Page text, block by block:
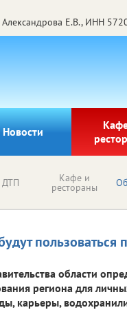
Е.В., ИНН
Новости
ДТП Кафе и
рестораны
пользоваться
области
региона для
карьеры,